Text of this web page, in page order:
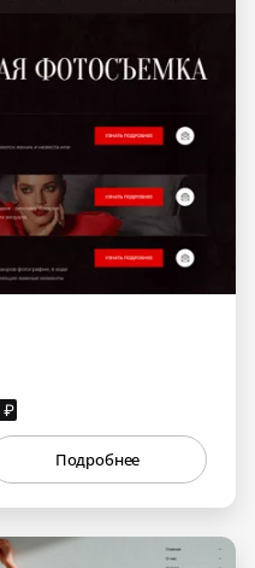
₽
Подробнее